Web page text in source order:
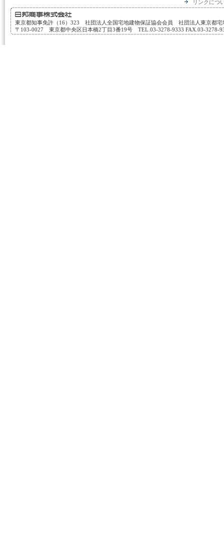
リンクにつ
東京都知事免許（16）323 社団法人全国宅地建物保証協会会員 社団法人東京都宅
〒103-0027 東京都中央区日本橋2丁目3番19号 TEL.03-3278-9333 FAX.03-3278-